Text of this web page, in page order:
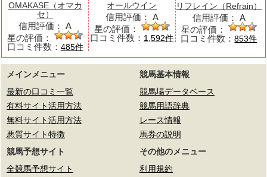
OMAKASE（オマカ
セ）
信用評価： A
星の評価：
口コミ件数： 485件
オールウイン
信用評価： A
星の評価：
口コミ件数： 1,592件
リフレイン（Refrain）
信用評価： A
星の評価：
口コミ件数：853件
メインメニュー
最新の口コミ一覧
有料サイト活用方法
無料サイト活用方法
悪質サイト特徴
競馬基本情報
競馬場データベース
競馬用語辞典
レース情報
馬券の説明
競馬予想サイト
全競馬予想サイト
その他のメニュー
利用規約